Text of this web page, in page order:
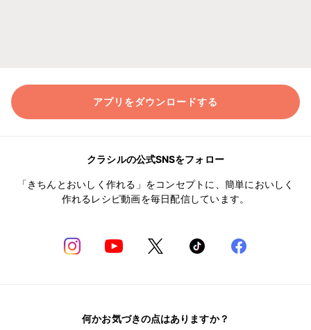
アプリをダウンロードする
クラシルの公式SNSをフォロー
「きちんとおいしく作れる」をコンセプトに、簡単においしく
作れるレシピ動画を毎日配信しています。
何かお気づきの点はありますか？